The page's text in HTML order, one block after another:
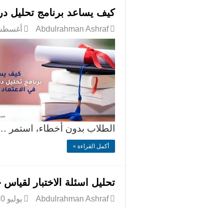
كيف يساعد برنامج تحليل
Abdulrahman Ashraf أغسطس 17,
الطلاب بدون أخطاء، استمر
أكمل القراءة »
تحليل اسئلة الاختبار
Abdulrahman Ashraf يوليو 20, 2025